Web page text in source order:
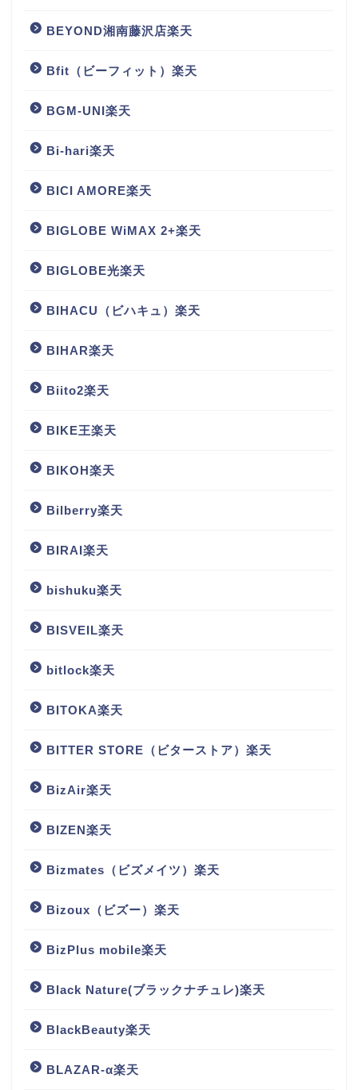
BEYOND湘南藤沢店楽天
Bfit（ビーフィット）楽天
BGM‐UNI楽天
Bi-hari楽天
BICI AMORE楽天
BIGLOBE WiMAX 2+楽天
BIGLOBE光楽天
BIHACU（ビハキュ）楽天
BIHAR楽天
Biito2楽天
BIKE王楽天
BIKOH楽天
Bilberry楽天
BIRAI楽天
bishuku楽天
BISVEIL楽天
bitlock楽天
BITOKA楽天
BITTER STORE（ビターストア）楽天
BizAir楽天
BIZEN楽天
Bizmates（ビズメイツ）楽天
Bizoux（ビズー）楽天
BizPlus mobile楽天
Black Nature(ブラックナチュレ)楽天
BlackBeauty楽天
BLAZAR-α楽天